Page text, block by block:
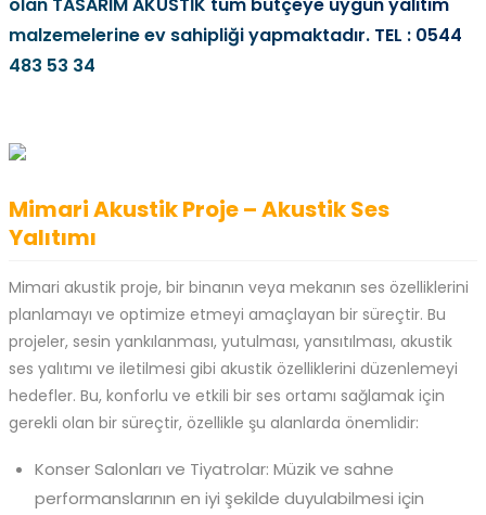
malzemelerine ev sahipliği yapmaktadır. TEL : 0544
483 53 34
Mimari Akustik Proje – Akustik Ses
Yalıtımı
Mimari akustik proje, bir binanın veya mekanın ses özelliklerini
planlamayı ve optimize etmeyi amaçlayan bir süreçtir. Bu
projeler, sesin yankılanması, yutulması, yansıtılması, akustik
ses yalıtımı ve iletilmesi gibi akustik özelliklerini düzenlemeyi
hedefler. Bu, konforlu ve etkili bir ses ortamı sağlamak için
gerekli olan bir süreçtir, özellikle şu alanlarda önemlidir:
Konser Salonları ve Tiyatrolar: Müzik ve sahne
performanslarının en iyi şekilde duyulabilmesi için